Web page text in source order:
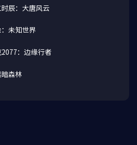
辰：大唐风云
未知世界
：边缘行者
森林